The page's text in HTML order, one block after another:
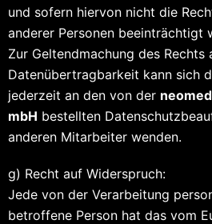
und sofern hiervon nicht die
anderer Personen beeinträchtigt
Zur Geltendmachung des Rechts
Datenübertragbarkeit kann sich
jederzeit an den von der
mbH bestellten
anderen Mitarbeiter wenden.
g) Recht auf Widerspruch:
Jede von der Verarbeitung
betroffene Person hat das vom